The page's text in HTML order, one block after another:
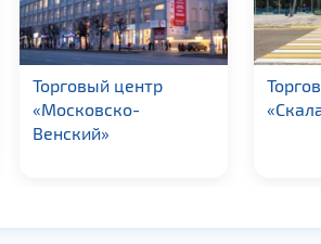
Торговый центр
«Московско-
Венский»